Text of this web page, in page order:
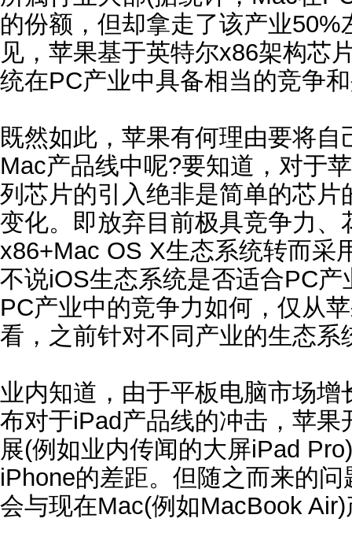
的份额，但却拿走了该产业50%
见，苹果基于英特尔x86架构芯
统在PC产业中具备相当的竞争
既然如此，苹果有何理由要将
Mac产品线中呢?要知道，对于
列芯片的引入绝非是简单的芯
变化。即放弃目前极具竞争力、
x86+Mac OS X生态系统转而采
不说iOS生态系统是否适合PC
PC产业中的竞争力如何，仅从
看，之前针对不同产业的生态
业内知道，由于平板电脑市场
布对于iPad产品线的冲击，苹
展(例如业内传闻的大屏iPad
iPhone的差距。但随之而来的
会与现在Mac(例如MacBook